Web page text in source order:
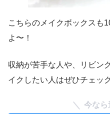
こちらのメイクボックスも
よ〜！
収納が苦手な人や、リビン
イクしたい人はぜひチェッ
今なら